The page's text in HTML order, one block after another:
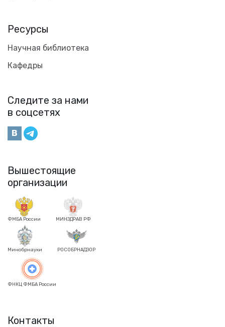
Ресурсы
Научная библиотека
Кафедры
Следите за нами
в соцсетях
Вышестоящие
организации
ФМБА России МИНЗДРАВ РФ
Минобрнауки РОСОБРНАДЗОР
ФНКЦ ФМБА России
Контакты